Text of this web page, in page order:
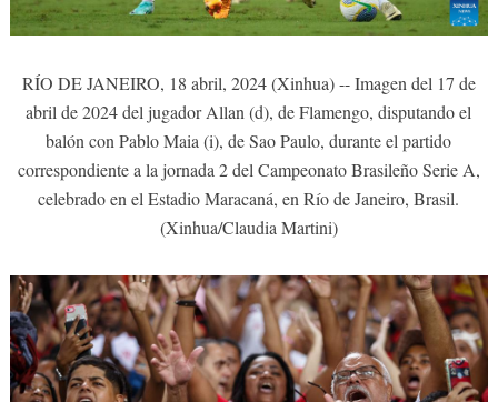
RÍO DE JANEIRO, 18 abril, 2024 (Xinhua) -- Imagen del 17 de
abril de 2024 del jugador Allan (d), de Flamengo, disputando el
balón con Pablo Maia (i), de Sao Paulo, durante el partido
correspondiente a la jornada 2 del Campeonato Brasileño Serie A,
celebrado en el Estadio Maracaná, en Río de Janeiro, Brasil.
(Xinhua/Claudia Martini)